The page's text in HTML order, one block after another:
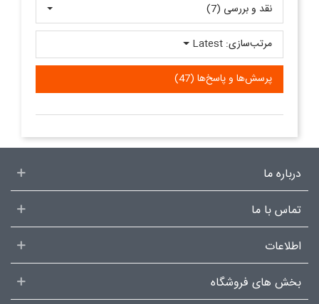
نقد و بررسی‌‌ (7)
پرسش‌ها و پاسخ‌ها (47)
مرتب‌سازی: Latest
درباره ما
تماس با ما
اطلاعات
بخش های فروشگاه